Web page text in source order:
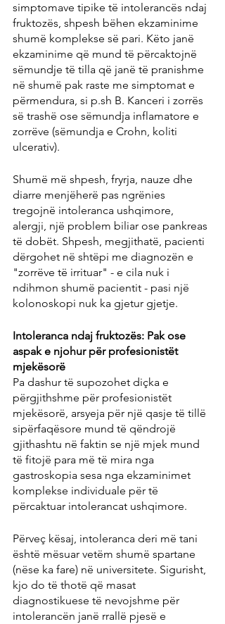
simptomave tipike të intolerancës ndaj
fruktozës, shpesh bëhen ekzaminime
shumë komplekse së pari. Këto janë
ekzaminime që mund të përcaktojnë
sëmundje të tilla që janë të pranishme
në shumë pak raste me simptomat e
përmendura, si p.sh B. Kanceri i zorrës
së trashë ose sëmundja inflamatore e
zorrëve (sëmundja e Crohn, koliti
ulcerativ).
Shumë më shpesh, fryrja, nauze dhe
diarre menjëherë pas ngrënies
tregojnë intoleranca ushqimore,
alergji, një problem biliar ose pankreas
të dobët. Shpesh, megjithatë, pacienti
dërgohet në shtëpi me diagnozën e
"zorrëve të irrituar" - e cila nuk i
ndihmon shumë pacientit - pasi një
kolonoskopi nuk ka gjetur gjetje.
Intoleranca ndaj fruktozës: Pak ose
aspak e njohur për profesionistët
mjekësorë
Pa dashur të supozohet diçka e
përgjithshme për profesionistët
mjekësorë, arsyeja për një qasje të tillë
sipërfaqësore mund të qëndrojë
gjithashtu në faktin se një mjek mund
të fitojë para më të mira nga
gastroskopia sesa nga ekzaminimet
komplekse individuale për të
përcaktuar intolerancat ushqimore.
Përveç kësaj, intoleranca deri më tani
është mësuar vetëm shumë spartane
(nëse ka fare) në universitete. Sigurisht,
kjo do të thotë që masat
diagnostikuese të nevojshme për
intolerancën janë rrallë pjesë e